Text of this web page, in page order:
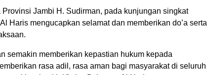
Jambi H. Sudirman, pada kunjungan singkat
Haris mengucapkan selamat dan memberikan do’a serta
semakin memberikan kepastian hukum kepada
rasa adil, rasa aman bagi masyarakat di seluruh